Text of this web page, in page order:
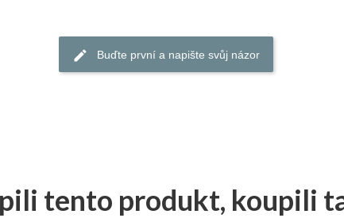
Buďte první a napište svůj názor
tento produkt, koupili